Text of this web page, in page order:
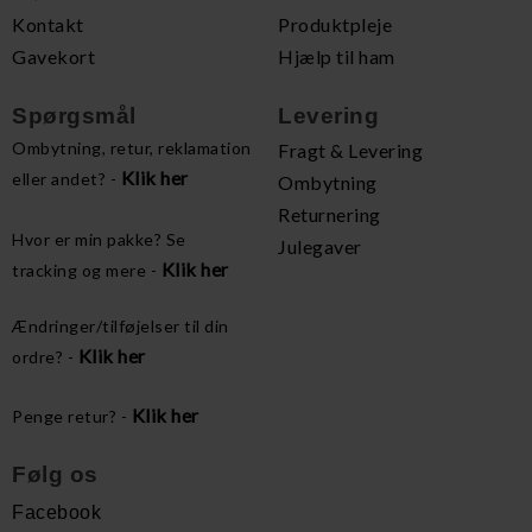
Kontakt
Gavekort
Produktpleje
Hjælp til ham
Spørgsmål
Ombytning, retur, reklamation
eller andet? - Klik her
Hvor er min pakke? Se
tracking og mere - Klik her
Ændringer/tilføjelser til din
ordre? - Klik her
Penge retur? - Klik her
Levering
Fragt & Levering
Ombytning
Returnering
Julegaver
Følg os
Facebook